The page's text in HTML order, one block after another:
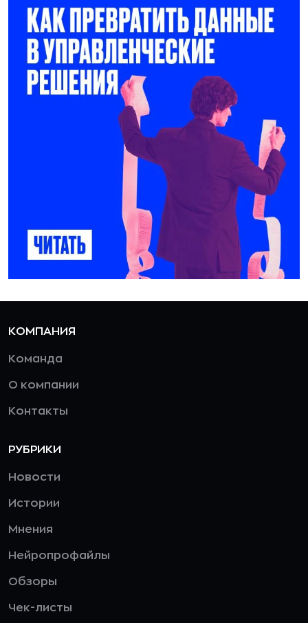
КОМПАНИЯ
Команда
О компании
Контакты
РУБРИКИ
Новости
Истории
Мнения
Нейропрофайлы
Обзоры
Чек-листы